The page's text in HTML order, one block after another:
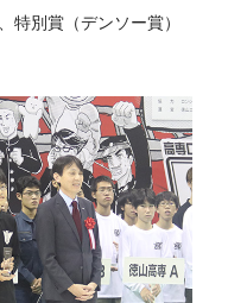
特別賞（デンソー賞）